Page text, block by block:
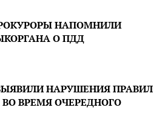
НАПОМНИЛИ
О ПДД
НАРУШЕНИЯ ПРАВИЛ
ВРЕМЯ ОЧЕРЕДНОГО